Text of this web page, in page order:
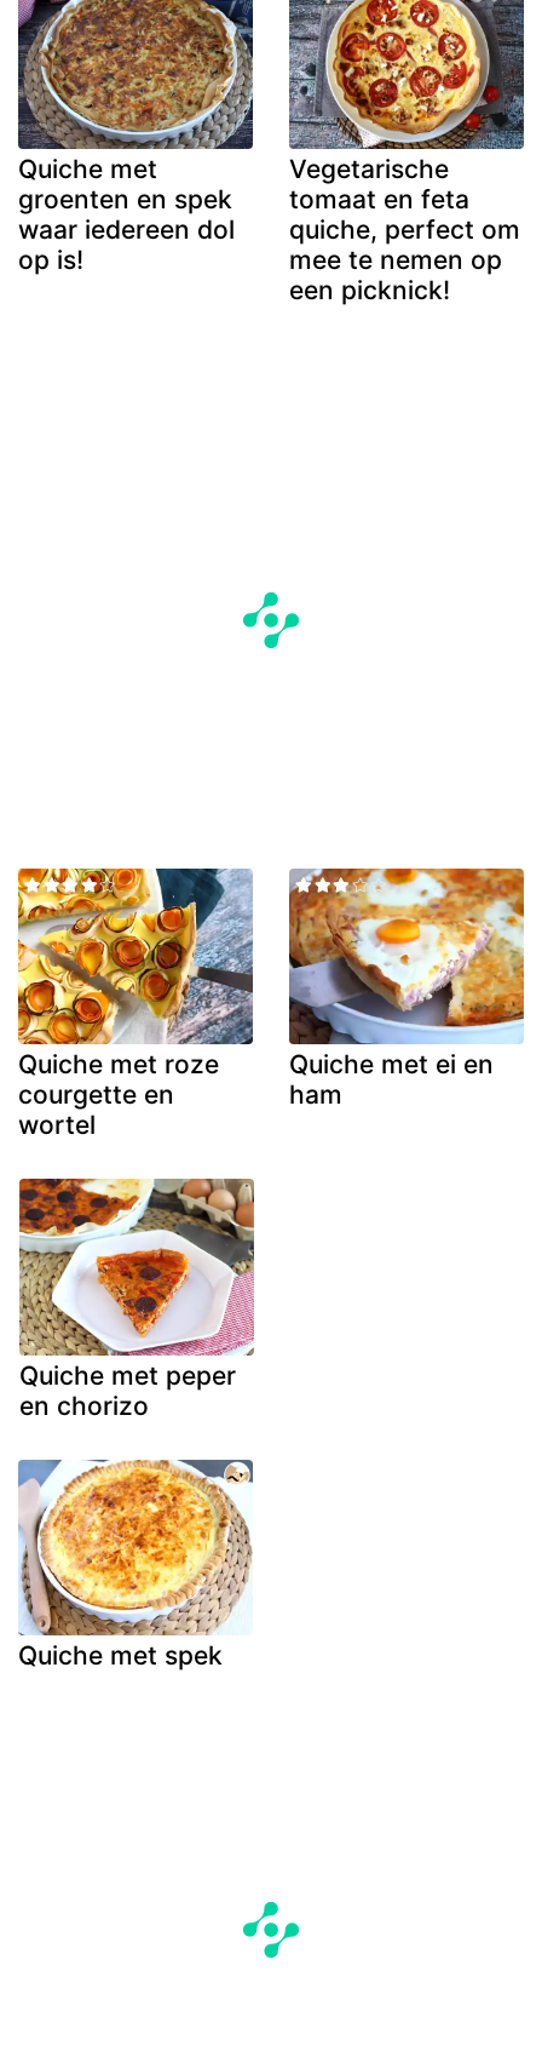
Quiche met
groenten en spek
waar iedereen dol
op is!
Vegetarische
tomaat en feta
quiche, perfect om
mee te nemen op
een picknick!
Quiche met roze
courgette en
wortel
Quiche met ei en
ham
Quiche met peper
en chorizo
Quiche met spek